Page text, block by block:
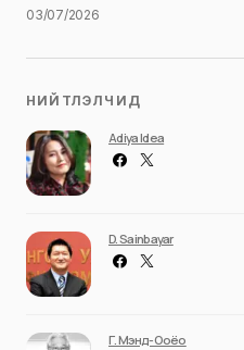
03/07/2026
НИЙТЛЭЛЧИД
Adiya Idea
D. Sainbayar
Г. Мэнд-Ооёо